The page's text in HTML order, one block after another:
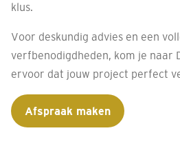
klus.
Voor deskundig advies en een
verfbenodigdheden, kom je naar
ervoor dat jouw project perfect
Afspraak maken